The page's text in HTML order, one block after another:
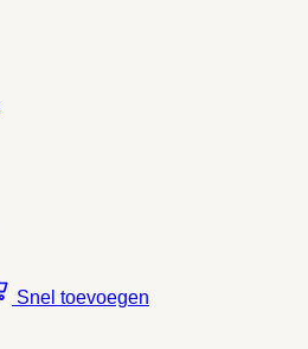
Snel toevoegen